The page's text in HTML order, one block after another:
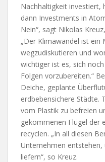
Nachhaltigkeit investiert,
dann Investments in
Nein“, sagt Nikolas
„Der Klimawandel ist ein
wegzudiskutieren und
wichtiger ist es, sich
Folgen vorzubereiten.“
Deiche, geplante
erdbebensichere Städte.
vom Plastik zu befreien
gekommenen Flügel der
recyclen. „In all diesen
Unternehmen entstehen,
liefern“, so Kreuz.